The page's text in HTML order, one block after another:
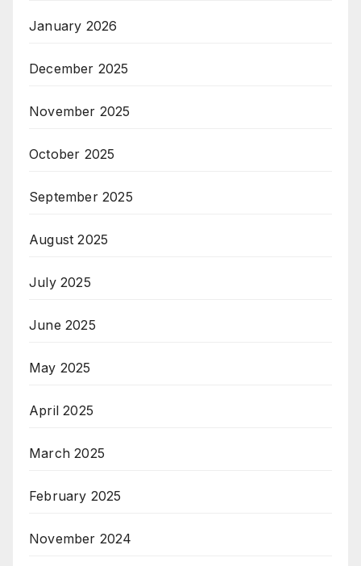
January 2026
December 2025
November 2025
October 2025
September 2025
August 2025
July 2025
June 2025
May 2025
April 2025
March 2025
February 2025
November 2024